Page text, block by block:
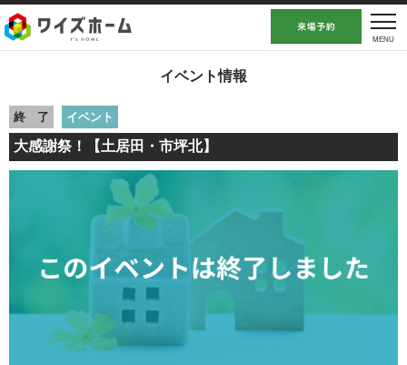
イベント情報
終 了 イベント
大感謝祭！【土居田・市坪北】